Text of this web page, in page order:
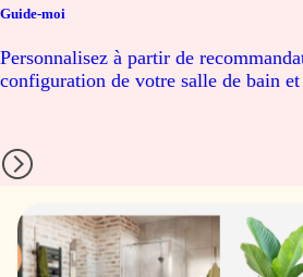
Guide-moi
Personnalisez à partir de
configuration de votre salle de bain et